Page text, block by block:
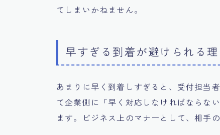
てしまいかねません。
早すぎる到着が避けられる理
あまりに早く到着しすぎると、受付担当
て企業側に「早く対応しなければならな
ます。ビジネス上のマナーとして、相手